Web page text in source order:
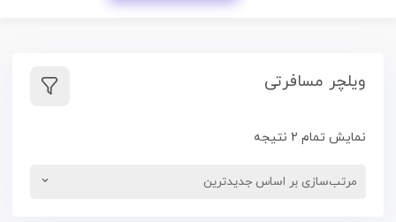
ویلچر مسافرتی
نمایش تمام 2 نتیجه